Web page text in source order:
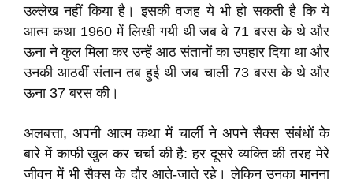
उल्लेख नहीं किया है। इसकी वजह ये भी हो सकती है कि ये
आत्म कथा 1960 में लिखी गयी थी जब वे 71 बरस के थे और
ऊना ने कुल मिला कर उन्हें आठ संतानों का उपहार दिया था और
उनकी आठवीं संतान तब हुई थी जब चार्ली 73 बरस के थे और
ऊना 37 बरस की।
अलबत्ता, अपनी आत्म कथा में चार्ली ने अपने सैक्स संबंधों के
बारे में काफी खुल कर चर्चा की है: हर दूसरे व्यक्ति की तरह मेरे
जीवन में भी सैक्स के दौर आते-जाते रहे। लेकिन उनका मानना